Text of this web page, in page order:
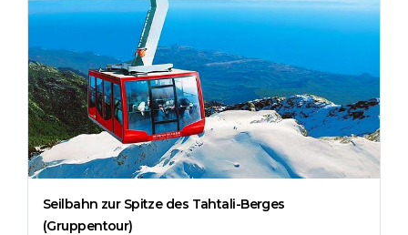
Seilbahn zur Spitze des Tahtali-Berges
(Gruppentour)